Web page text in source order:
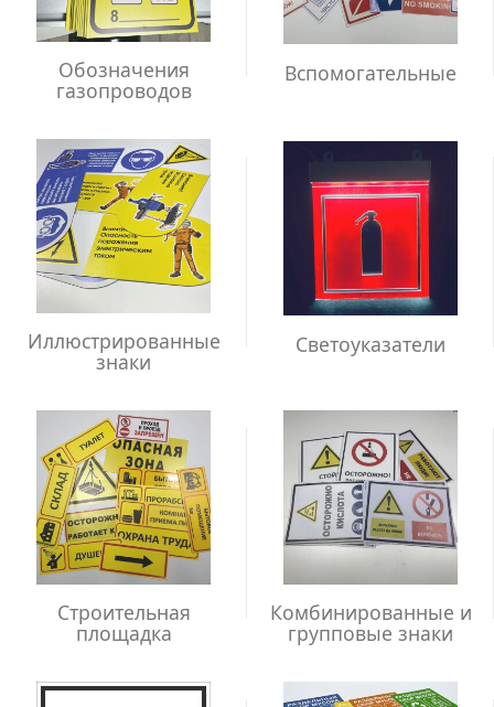
Обозначения
газопроводов
Вспомогательные
Иллюстрированные
знаки
Светоуказатели
Строительная
площадка
Комбинированные и
групповые знаки